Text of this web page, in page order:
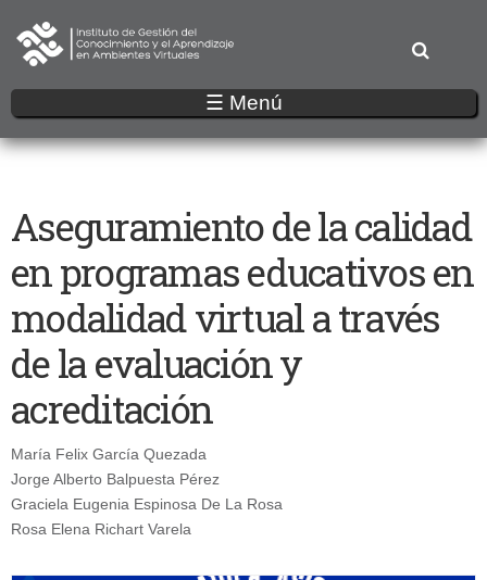
al
contenido
principal
☰ Menú
Aseguramiento de la calidad
en programas educativos en
modalidad virtual a través
de la evaluación y
acreditación
María Felix García Quezada
Jorge Alberto Balpuesta Pérez
Graciela Eugenia Espinosa De La Rosa
Rosa Elena Richart Varela